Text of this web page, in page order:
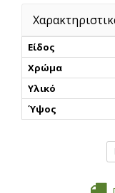
Είδος
Χρώμα
Υλικό
Ύψος